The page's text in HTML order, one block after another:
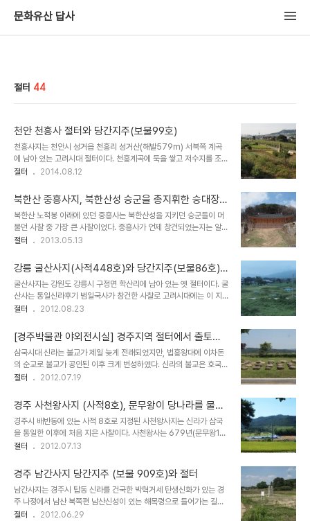
문화유산 답사
절터 44
천안 천흥사 절터와 당간지주(보물99호)
천흥사지는 천안시 성거읍 천흥리 성거산(해발579m) 서북쪽 계곡
에 남아 있는 고려시대 절터이다. 천흥계곡에 둑을 쌓고 저수지를 조성
하면서 절터의 흔적은 거의 남아 있지 않다. 천흥리 마을 입구에 남아
석탑(보물354호)이 이곳에 절터였음을 말해주고 있다. 천흥사 창건
과 내력에 대한 기록은 남아 있지 않지만, 중앙박물관에서 소장.전시중
인 천흥사지 동종(국보280호)에 고려 현종 원년(1010)에 주조한 천
흥사 종이라는 글이 남아 있다. 기록에는 없지만 당간지주나 오층석탑
의 형태 등으로 볼 때 고려가 건국되었던 시기에 중요한 역할을 했던
없지만 사찰입구에 세웠던 당간지주와 ..
절터 2014.08.12
북한산 중흥사지, 북한산성 승군을 총지휘한 승대장이
머물던 사찰 절터
북한산 노적봉 아래에 있던 중흥사는 북한산성을 지키던 승군들이 머
물던 사찰 중 가장 큰 사찰이었다. 중흥사가 언제 창건되었는지는 알려
지지 않았지만 고려말 공민왕의 왕사였던 원증국사가 머물때 중수하
찰이 임진왜란과 병자호란 이후 도성의 방어를 위해 숙종이 북한산성
을 쌓으면서 산성을 지키고 수리하는 역할을 맡았던 승군들이 머물 수
있도록 크게 중수하였다고 한다. 사찰이 1915년 대홍수로 무너지기전
까지 136칸에 이르는 큰 사찰이었다고 한다. 중흥사에는 북한산성을
지키던 승군들이 머물던 11개의 사찰을 지휘하던 승대장이 머물던 승
한다. 불교가 우리나라에 전래된 이래로 호국불교로서 ..
절터 2013.05.13
강릉 굴산사지(사적448호)와 당간지주(보물86호),
통일신라 선종사찰인 구산선문 중 하나였던 사굴산 굴
산사 절터
굴산사지는 강원도 강릉시 구정면 학산리에 남아 있는 옛 절터이다. 굴
산사는 통일신라후기 범일국사가 창건한 사찰로 고려시대에는 이 지
역 호족들의 지원을 받아 크게 번창한 것으로 보인다. 통일신라시대 후
에서 유학하고 돌아온 후 굴산사에서 40년동안 지내면서 불법을 공부
하고 전파하였다. 구산선문은 기존 교종의 교리 중심에서 부처의 가르
침이 주는 본래 의미를 전한다는 선종의 성격을 갖고 있다. 통일신라말
기 왕실의 권위가 떨어지면서, 지방호족의 지원을 받아 크게 유행하였
다고 할 수 있다. 의상대사의 화엄십찰과 함께 통일신라 말기를 대표하
게 영향을 미쳤으며, 고려의 후삼국 통일에 ..
절터 2012.08.23
[경주박물관 야외전시실] 경주지역 절터에서 출토된
석조 유물 (고선사지, 영흥사지, 임천사지)
삼국시대 신라는 불교가 제일 늦게 전래되었지만, 법흥왕대에 이차돈
의 순교로 불교가 공인된 이후 크게 번성하였다. 신라의 불교은 호국불
교의 성격이 강하여 불교를 통해 국민을 단합시키는 역할이 컸다다. 호
사의 건립 등을 들 수 있다. 신라가 삼국을 통일한 이후 삼국의 불교문
화가 융합되어 화려한 불교 문화를 꽃피웠다. 신라 천년이 수도였던 경
주에는 지금도 불국사를 비롯하여 여러 사찰들이 남아 있지만, 전성기
에는 상당히 많은 사찰들이 국가를 비롯하여 귀족집단들이 주도하여
세워졌다. 삼국시대에 세워진 칠처가람이라 불리는 흥륜사, 담엄사, 영
이후 화려한 불교예술을 보여주는 불국사..
절터 2012.07.19
경주 사천왕사지 (사적8호), 문무왕이 당나라를 물리
치고자 낭산에 세웠던 사천왕사 절터
경주시 배반동에 있는 사적 8호로 지정된 사천왕사지는 신라가 삼국
을 통일한 이후에 처음 지은 사찰이다. 사천왕사는 679년(문무왕19)
에 문무왕이 당나라의 침략을 막기 위해 세웠다는 전설을 가지고 있다.
락으로 경주에서 울산을 통해 일본과 연결되는 교통로에 위치하고 있
다. 삼국유사에 따르면 선덕여왕이 죽으면 도리천에 묻어줄 것을 유언
했다고 하며, 사천왕은 불교에서 수미산입구를 지키던 천왕들로 선덕
여왕릉이 있는 낭산이 수미산임을 상징하는 의미를 갖고 있고, 그 예언
이 실현시켜준 사찰이라고도 할 수 있다. 또한 사천왕사는 경덕왕 때
절터 2012.07.13
경주 남간사지 당간지주 (보물 909호)와 절터
남간사지는 경주시 탑동 신라를 건국한 박혁거세 탄생신화가 있는 경
주 나정에서 남산 북쪽편 남산신성이 있는 해목령으로 들어가는 길에
위치한 남간부락에 있었던 통일신라시대 절터이다. 이 절의 창건 연대
절터 2012.06.29